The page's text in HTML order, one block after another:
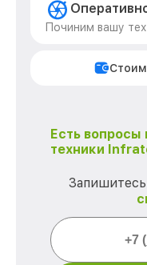
Починим вашу
Есть вопросы
техники